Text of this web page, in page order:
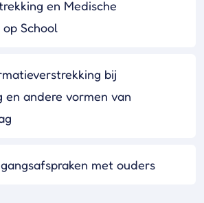
en Medische
School
bij
en andere vormen van
met ouders